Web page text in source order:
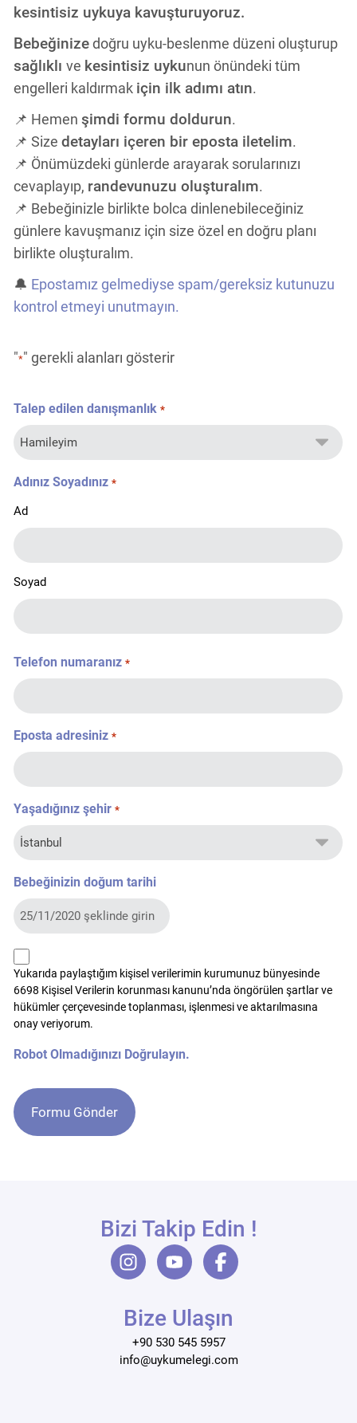
kesintisiz uykuya kavuşturuyoruz.
Bebeğinizedoğru uyku-beslenme düzeni oluşturup
sağlıklı ve kesintisiz uykunun önündeki tüm
engelleri kaldırmak için ilk adımı atın.
📌 Hemenşimdi formu doldurun.
📌 Sizedetayları içeren bir eposta iletelim.
📌 Önümüzdeki günlerde arayarak sorularınızı
cevaplayıp, randevunuzu oluşturalım.
📌 Bebeğinizle birlikte bolca dinlenebileceğiniz
günlere kavuşmanız için size özel en doğru planı
birlikte oluşturalım.
🔔 Epostamız gelmediyse spam/gereksiz kutunuzu
kontrol etmeyi unutmayın.
"*" gerekli alanları gösterir
Talep edilen danışmanlık *
Adınız Soyadınız *
Ad
Soyad
Telefon numaranız *
Eposta adresiniz *
Yaşadığınız şehir *
Bebeğinizin doğum tarihi
kvkk
*
Yukarıda paylaştığım kişisel verilerimin kurumunuz bünyesinde
6698 Kişisel Verilerin korunması kanunu’nda öngörülen şartlar ve
hükümler çerçevesinde toplanması, işlenmesi ve aktarılmasına
onay veriyorum.
Robot Olmadığınızı Doğrulayın.
Bizi Takip Edin !
Bize Ulaşın
+90 530 545 5957
info@uykumelegi.com